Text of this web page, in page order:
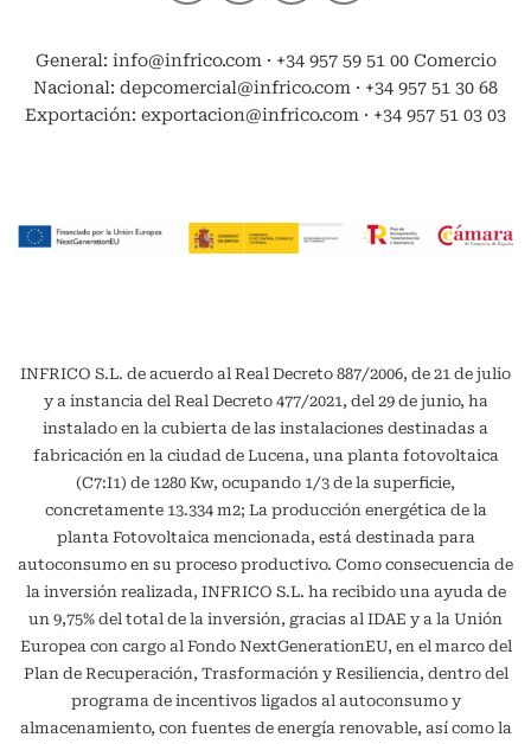
General: info@infrico.com · +34 957 59 51 00 Comercio
Nacional: depcomercial@infrico.com · +34 957 51 30 68
Exportación: exportacion@infrico.com · +34 957 51 03 03
INFRICO S.L. de acuerdo al Real Decreto 887/2006, de 21 de julio
y a instancia del Real Decreto 477/2021, del 29 de junio, ha
instalado en la cubierta de las instalaciones destinadas a
fabricación en la ciudad de Lucena, una planta fotovoltaica
(C7:I1) de 1280 Kw, ocupando 1/3 de la superficie,
concretamente 13.334 m2; La producción energética de la
planta Fotovoltaica mencionada, está destinada para
autoconsumo en su proceso productivo. Como consecuencia de
la inversión realizada, INFRICO S.L. ha recibido una ayuda de
un 9,75% del total de la inversión, gracias al IDAE y a la Unión
Europea con cargo al Fondo NextGenerationEU, en el marco del
Plan de Recuperación, Trasformación y Resiliencia, dentro del
programa de incentivos ligados al autoconsumo y
almacenamiento, con fuentes de energía renovable, así como la